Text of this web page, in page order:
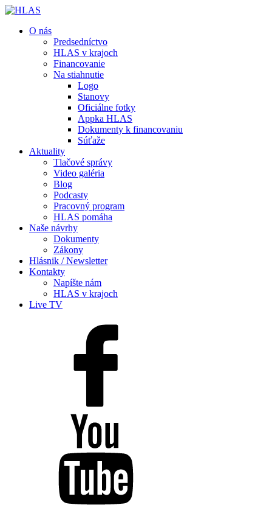
O nás
Predsedníctvo
HLAS v krajoch
Financovanie
Na stiahnutie
Logo
Stanovy
Oficiálne fotky
Appka HLAS
Dokumenty k financovaniu
Súťaže
Aktuality
Tlačové správy
Video galéria
Blog
Podcasty
Pracovný program
HLAS pomáha
Naše návrhy
Dokumenty
Zákony
Hlásnik / Newsletter
Kontakty
Napíšte nám
HLAS v krajoch
Live TV